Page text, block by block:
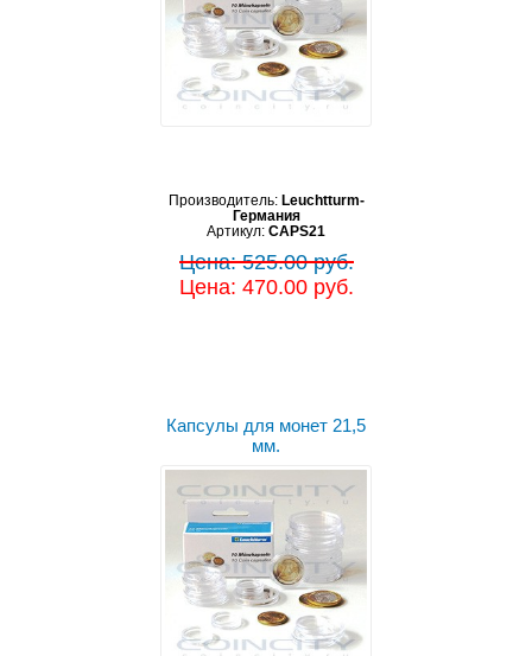
Производитель: Leuchtturm-
Германия
Артикул: CAPS21
Цена: 525.00 руб.
Цена: 470.00 руб.
Капсулы для монет 21,5
мм.